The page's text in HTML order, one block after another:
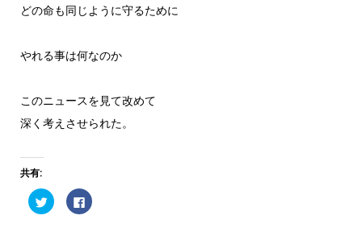
どの命も同じように守るために
やれる事は何なのか
このニュースを見て改めて
深く考えさせられた。
共有:
ク
リ
Facebook
で